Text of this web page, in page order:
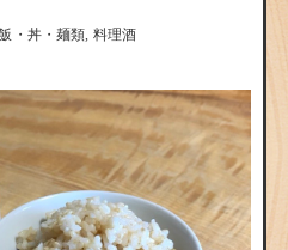
・丼・麺類 料理酒